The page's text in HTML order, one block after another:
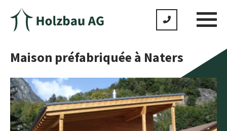
Maison préfabriquée à Naters